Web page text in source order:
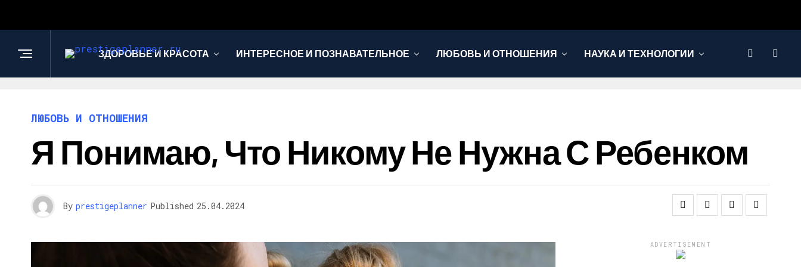
ЗДОРОВЬЕ И КРАСОТА ИНТЕРЕСНОЕ И ПОЗНАВАТЕЛЬНОЕ ЛЮБОВЬ И ОТНОШЕНИЯ НАУКА И ТЕХНОЛОГИИ
ЛЮБОВЬ И ОТНОШЕНИЯ
Я Понимаю, Что Никому Не Нужна С Ребенком
By prestigeplanner Published 25.04.2024
ADVERTISEMENT